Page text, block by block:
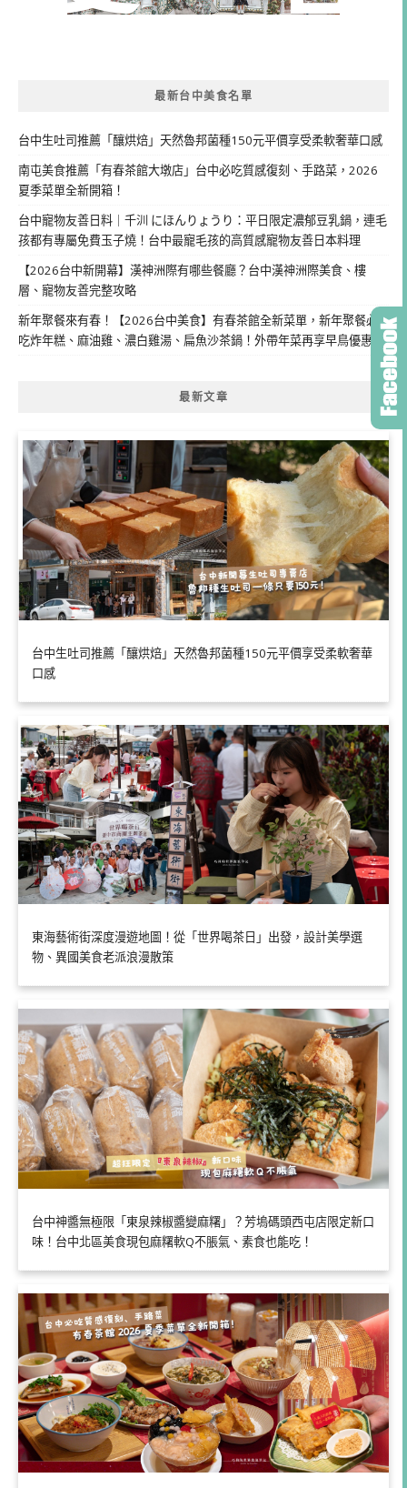
最新台中美食名單
台中生吐司推薦「釀烘焙」天然魯邦菌種150元平價享受柔軟奢華口感
南屯美食推薦「有春茶館大墩店」台中必吃質感復刻、手路菜，2026
夏季菜單全新開箱！
台中寵物友善日料｜千汌 にほんりょうり：平日限定濃郁豆乳鍋，連毛
孩都有專屬免費玉子燒！台中最寵毛孩的高質感寵物友善日本料理
【2026台中新開幕】漢神洲際有哪些餐廳？台中漢神洲際美食、樓
層、寵物友善完整攻略
新年聚餐來有春！【2026台中美食】有春茶館全新菜單，新年聚餐必
吃炸年糕、麻油雞、濃白雞湯、扁魚沙茶鍋！外帶年菜再享早鳥優惠
最新文章
台中生吐司推薦「釀烘焙」天然魯邦菌種150元平價享受柔軟奢華
口感
東海藝術街深度漫遊地圖！從「世界喝茶日」出發，設計美學選
物、異國美食老派浪漫散策
台中神醬無極限「東泉辣椒醬變麻糬」？芳塢碼頭西屯店限定新口
味！台中北區美食現包麻糬軟Q不脹氣、素食也能吃！